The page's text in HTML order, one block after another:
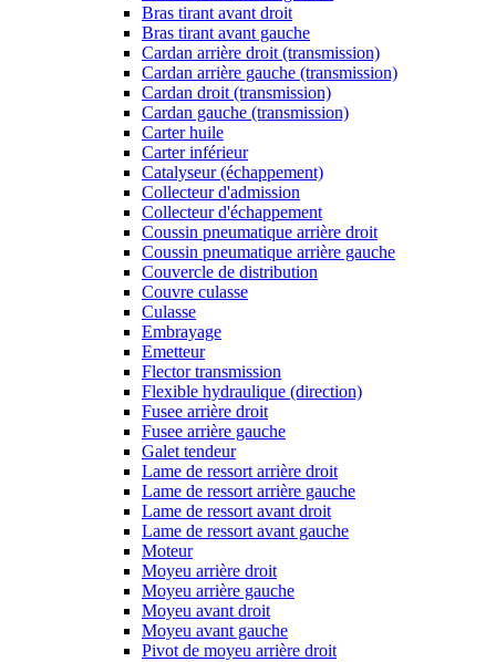
Bras tirant avant droit
Bras tirant avant gauche
Cardan arrière droit (transmission)
Cardan arrière gauche (transmission)
Cardan droit (transmission)
Cardan gauche (transmission)
Carter huile
Carter inférieur
Catalyseur (échappement)
Collecteur d'admission
Collecteur d'échappement
Coussin pneumatique arrière droit
Coussin pneumatique arrière gauche
Couvercle de distribution
Couvre culasse
Culasse
Embrayage
Emetteur
Flector transmission
Flexible hydraulique (direction)
Fusee arrière droit
Fusee arrière gauche
Galet tendeur
Lame de ressort arrière droit
Lame de ressort arrière gauche
Lame de ressort avant droit
Lame de ressort avant gauche
Moteur
Moyeu arrière droit
Moyeu arrière gauche
Moyeu avant droit
Moyeu avant gauche
Pivot de moyeu arrière droit